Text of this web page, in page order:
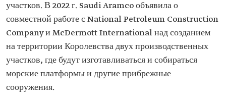
участков. В 2022 г. Saudi Aramco объявила о
совместной работе с National Petroleum Construction
Company и McDermott International над созданием
на территории Королевства двух производственных
участков, где будут изготавливаться и собираться
морские платформы и другие прибрежные
сооружения.